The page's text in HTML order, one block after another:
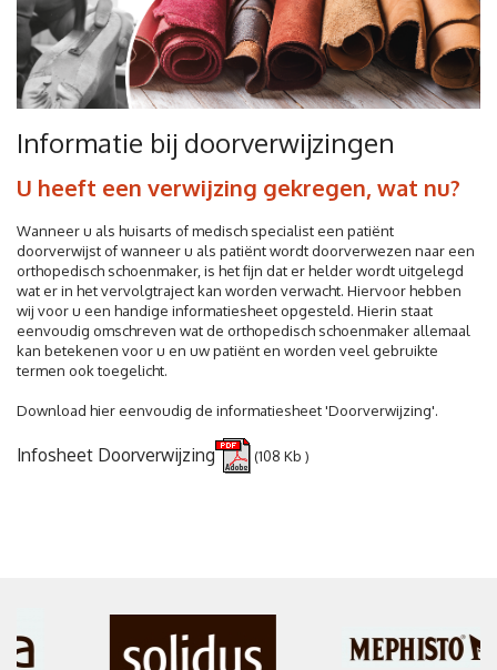
Informatie bij doorverwijzingen
U heeft een verwijzing gekregen, wat nu?
Wanneer u als huisarts of medisch specialist een patiënt
doorverwijst of wanneer u als patiënt wordt doorverwezen naar een
orthopedisch schoenmaker, is het fijn dat er helder wordt uitgelegd
wat er in het vervolgtraject kan worden verwacht. Hiervoor hebben
wij voor u een handige informatiesheet opgesteld. Hierin staat
eenvoudig omschreven wat de orthopedisch schoenmaker allemaal
kan betekenen voor u en uw patiënt en worden veel gebruikte
termen ook toegelicht.
Download hier eenvoudig de informatiesheet 'Doorverwijzing'.
Infosheet Doorverwijzing (108 Kb )